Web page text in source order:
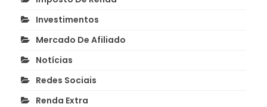
Investimentos
Mercado De Afiliado
Notícias
Redes Sociais
Renda Extra